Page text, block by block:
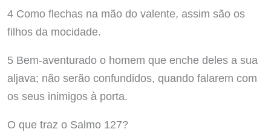
4 Como flechas na mão do valente, assim são os
filhos da mocidade.
5 Bem-aventurado o homem que enche deles a sua
aljava; não serão confundidos, quando falarem com
os seus inimigos à porta.
O que traz o Salmo 127?